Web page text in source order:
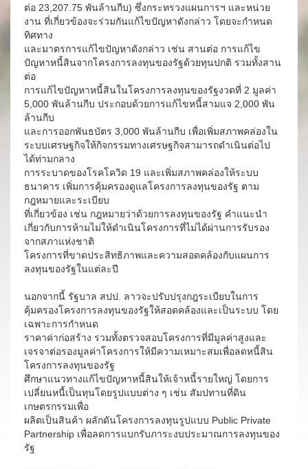
ต่อ 23,207.75 พันล้านกีบ) ซึ่งกระทรวงแผนการฯ และหน่วย
งาน ที่เกี่ยวข้องจะร่วมกันแก้ไขปัญหาดังกล่าว โดยจะกำหนด
ทิศทาง
และมาตรการแก้ไขปัญหาดังกล่าว เช่น สานต่อ การแก้ไข
ปัญหาหนี้สินจากโครงการลงทุนของรัฐด้วยทุนปกติ รวมทั้งสาน
ต่อ
การแก้ไขปัญหาหนี้สินในโครงการลงทุนของรัฐงวดที่ 2 มูลค่า
5,000 พันล้านกีบ ประกอบด้วยการแก้ไขหนี้สามแจ 2,000 พัน
ล้านกีบ
และการออกพันธบัตร 3,000 พันล้านกีบ เพื่อเพิ่มสภาพคล่องใน
ระบบเศรษฐกิจให้กิจกรรมทางเศรษฐกิจสามารถดำเนินต่อไป
ได้ท่ามกลาง
การระบาดของโรคโควิด 19 และเพิ่มสภาพคล่องให้ระบบ
ธนาคาร เพิ่มการคุ้มครองดูแลโครงการลงทุนของรัฐ ตาม
กฎหมายและระเบียบ
ที่เกี่ยวข้อง เช่น กฎหมายว่าด้วยการลงทุนของรัฐ คำแนะนำ
เกี่ยวกับการห้ามไม่ให้ดำเนินโครงการที่ไม่ได้ผ่านการรับรอง
จากสภาแห่งชาติ
โครงการที่ขาดประสิทธิภาพและความสอดคล้องกับแผนการ
ลงทุนของรัฐในแต่ละปี
นอกจากนี้ รัฐบาล สปป. ลาวจะปรับปรุงกฎระเบียบในการ
คุ้มครองโครงการลงทุนของรัฐให้สอดคล้องและเป็นระบบ โดย
เฉพาะการกำหนด
ราคาค่าก่อสร้าง รวมทั้งตรวจสอบโครงการที่มีมูลค่าสูงและ
เจรจาต่อรองมูลค่าโครงการให้มีความเหมาะสมเพื่อลดหนี้สิน
โครงการลงทุนของรัฐ
ศึกษาแนวทางแก้ไขปัญหาหนี้สินให้เจ้าหนี้รายใหญ่ โดยการ
เปลี่ยนหนี้เป็นทุนโดยรูปแบบต่าง ๆ เช่น สัมปทานที่ดิน
เกษตรกรรมเพื่อ
ผลิตเป็นสินค้า ผลักดันโครงการลงทุนรูปแบบ Public Private
Partnership เพื่อลดการแบกรับภาระงบประมาณการลงทุนของ
รัฐ